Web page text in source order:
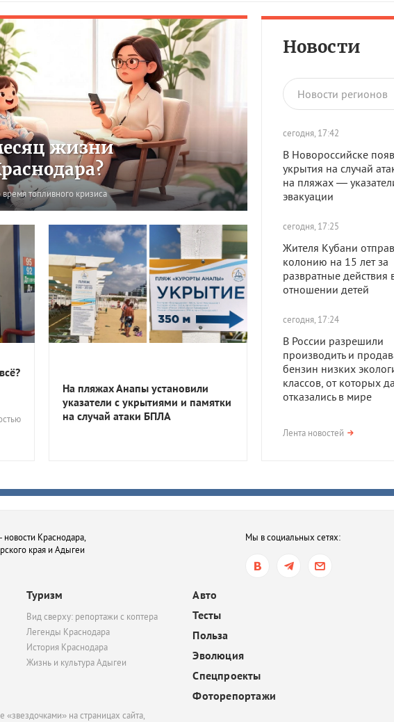
Новости
Новости регионов
сегодня, 17:42
В Новороссийске
укрытия на случай
на пляжах —
эвакуации
сегодня, 17:25
Жителя Кубани
колонию на 15 лет за
развратные действия
отношении детей
сегодня, 17:24
В России разрешили
производить и
бензин низких
классов, от которых
отказались в мире
сегодня, 17:23
после семейной ссоры
В Ростове-на-Дону
электросамокатов
Лента новостей
жизни
топливного кризиса
На пляжах Анапы установили
указатели с укрытиями и памятки
на случай атаки БПЛА
Краснодара,
края и Адыгеи
Мы в социальных сетях:
Туризм
Вид сверху: репортажи с коптера
Легенды Краснодара
История Краснодара
Жизнь и культура Адыгеи
Авто
Тесты
Польза
Эволюция
Спецпроекты
Фоторепортажи
на страницах сайта,